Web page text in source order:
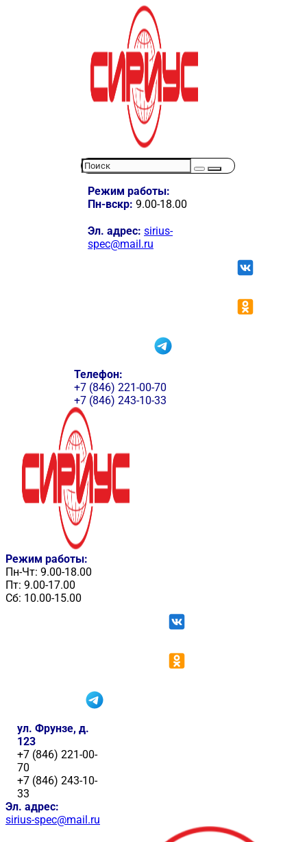
Режим работы:
Пн-вскр: 9.00-18.00
Эл. адрес: sirius-
spec@mail.ru
Телефон:
+7 (846) 221-00-70
+7 (846) 243-10-33
Режим работы:
Пн-Чт: 9.00-18.00
Пт: 9.00-17.00
Сб: 10.00-15.00
ул. Фрунзе, д.
123
+7 (846) 221-00-
70
+7 (846) 243-10-
33
Эл. адрес:
sirius-spec@mail.ru